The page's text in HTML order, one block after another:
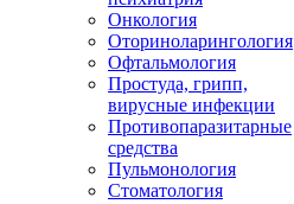
Онкология
Оториноларингология
Офтальмология
Простуда, грипп,
вирусные инфекции
Противопаразитарные
средства
Пульмонология
Стоматология